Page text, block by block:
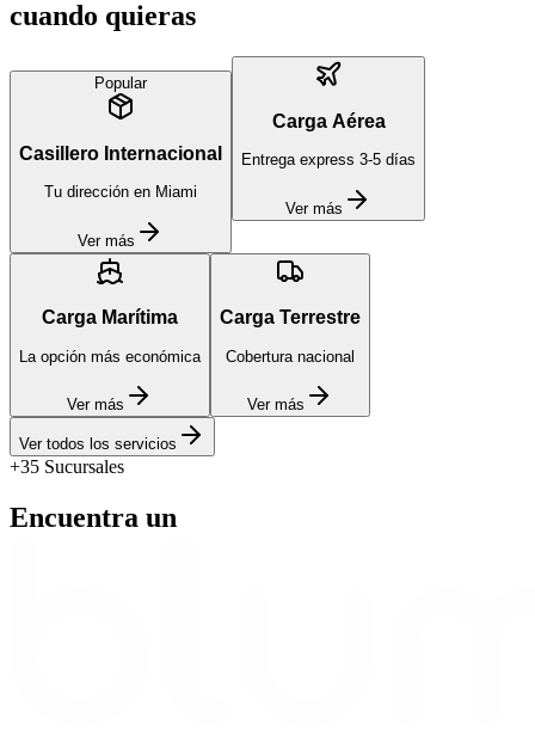
cuando quieras
Popular
Casillero Internacional
Tu dirección en Miami
Ver más
Carga Aérea
Entrega express 3-5 días
Ver más
Carga Marítima
La opción más económica
Ver más
Carga Terrestre
Cobertura nacional
Ver más
Ver todos los servicios
+35 Sucursales
Encuentra un